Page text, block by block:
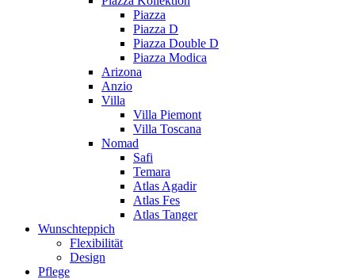
Piazza
Piazza D
Piazza Double D
Piazza Modica
Arizona
Anzio
Villa
Villa Piemont
Villa Toscana
Nomad
Safi
Temara
Atlas Agadir
Atlas Fes
Atlas Tanger
Wunschteppich
Flexibilität
Design
Pflege